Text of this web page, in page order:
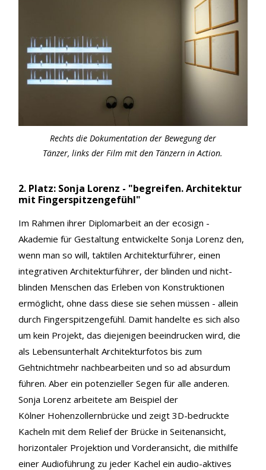
Rechts die Dokumentation der Bewegung der
Tänzer, links der Film mit den Tänzern in Action.
2. Platz: Sonja Lorenz - "begreifen. Architektur
mit Fingerspitzengefühl"
Im Rahmen ihrer Diplomarbeit an der ecosign -
Akademie für Gestaltung entwickelte Sonja Lorenz den,
wenn man so will, taktilen Architekturführer, einen
integrativen Architekturführer, der blinden und nicht-
blinden Menschen das Erleben von Konstruktionen
ermöglicht, ohne dass diese sie sehen müssen - allein
durch Fingerspitzengefühl. Damit handelte es sich also
um kein Projekt, das diejenigen beeindrucken wird, die
als Lebensunterhalt Architekturfotos bis zum
Gehtnichtmehr nachbearbeiten und so ad absurdum
führen. Aber ein potenzieller Segen für alle anderen.
Sonja Lorenz arbeitete am Beispiel der
Kölner Hohenzollernbrücke und zeigt 3D-bedruckte
Kacheln mit dem Relief der Brücke in Seitenansicht,
horizontaler Projektion und Vorderansicht, die mithilfe
einer Audioführung zu jeder Kachel ein audio-aktives